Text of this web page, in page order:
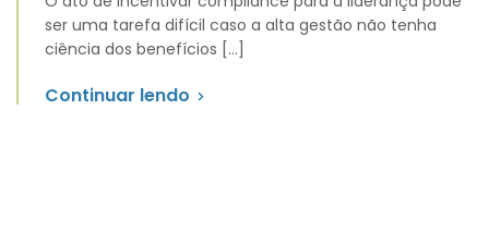
ser uma tarefa difícil caso a alta gestão não tenha
ciência dos benefícios […]
Continuar lendo